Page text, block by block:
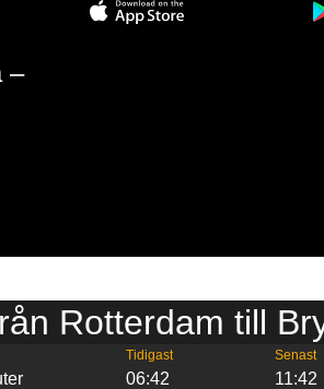
–
Rotterdam till
Tidigast
06:42
Senast
11:42